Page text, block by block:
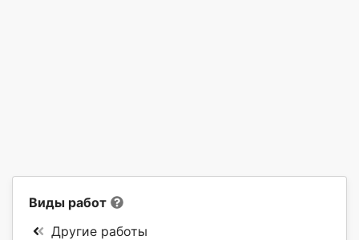
Виды работ
Другие работы